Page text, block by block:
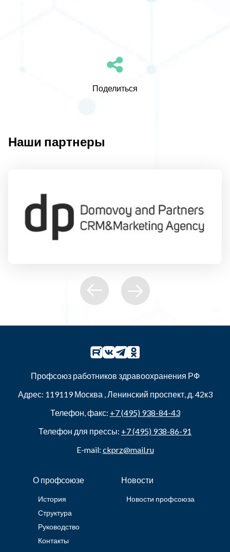
Поделиться
Наши партнеры
Профсоюз работников здравоохранения РФ
Адрес: 119119Москва ,Ленинский проспект, д. 42к3
Телефон, факс: +7 (495) 938-84-43
Телефон для прессы: +7 (495) 938-86-91
E-mail: ckprz@mail.ru
О профсоюзе
История
Структура
Руководство
Контакты
Новости
Новости профсоюза